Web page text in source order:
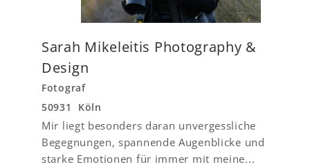
Sarah Mikeleitis Photography &
Design
Fotograf
50931 Köln
Mir liegt besonders daran unvergessliche
Begegnungen, spannende Augenblicke und
starke Emotionen für immer mit meine...